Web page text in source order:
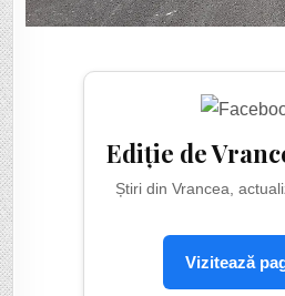
Ediție de
Știri din Vrancea,
Vizitează